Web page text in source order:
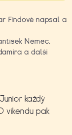
Findové napsal a
Němec,
a další
každý
víkendu pak